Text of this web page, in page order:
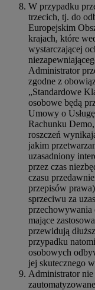
W przypadku
trzecich, tj. do
Europejskim
krajach, które
wystarczającej
Administrator
zgodne z
„Standardowe
osobowe będą
Umowy o
Rachunku
roszczeń
jakim
uzasadniony
przez czas
czasu
przepisów
sprzeciwu za
przechowywania
mające
przewidują
przypadku
osobowych
jej skutecznego
Administrator nie